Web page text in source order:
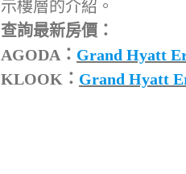
示樓層的介紹。
查詢最新房價：
AGODA： Grand Hyatt
KLOOK： Grand Hyatt